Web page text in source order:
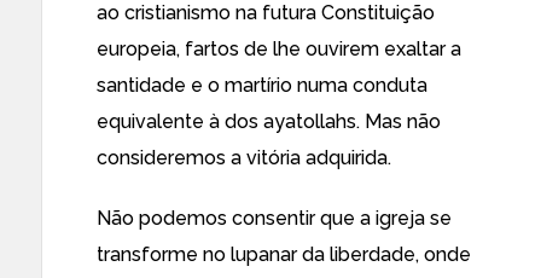
ao cristianismo na futura Constituição
europeia, fartos de lhe ouvirem exaltar a
santidade e o martírio numa conduta
equivalente à dos ayatollahs. Mas não
consideremos a vitória adquirida.
Não podemos consentir que a igreja se
transforme no lupanar da liberdade, onde